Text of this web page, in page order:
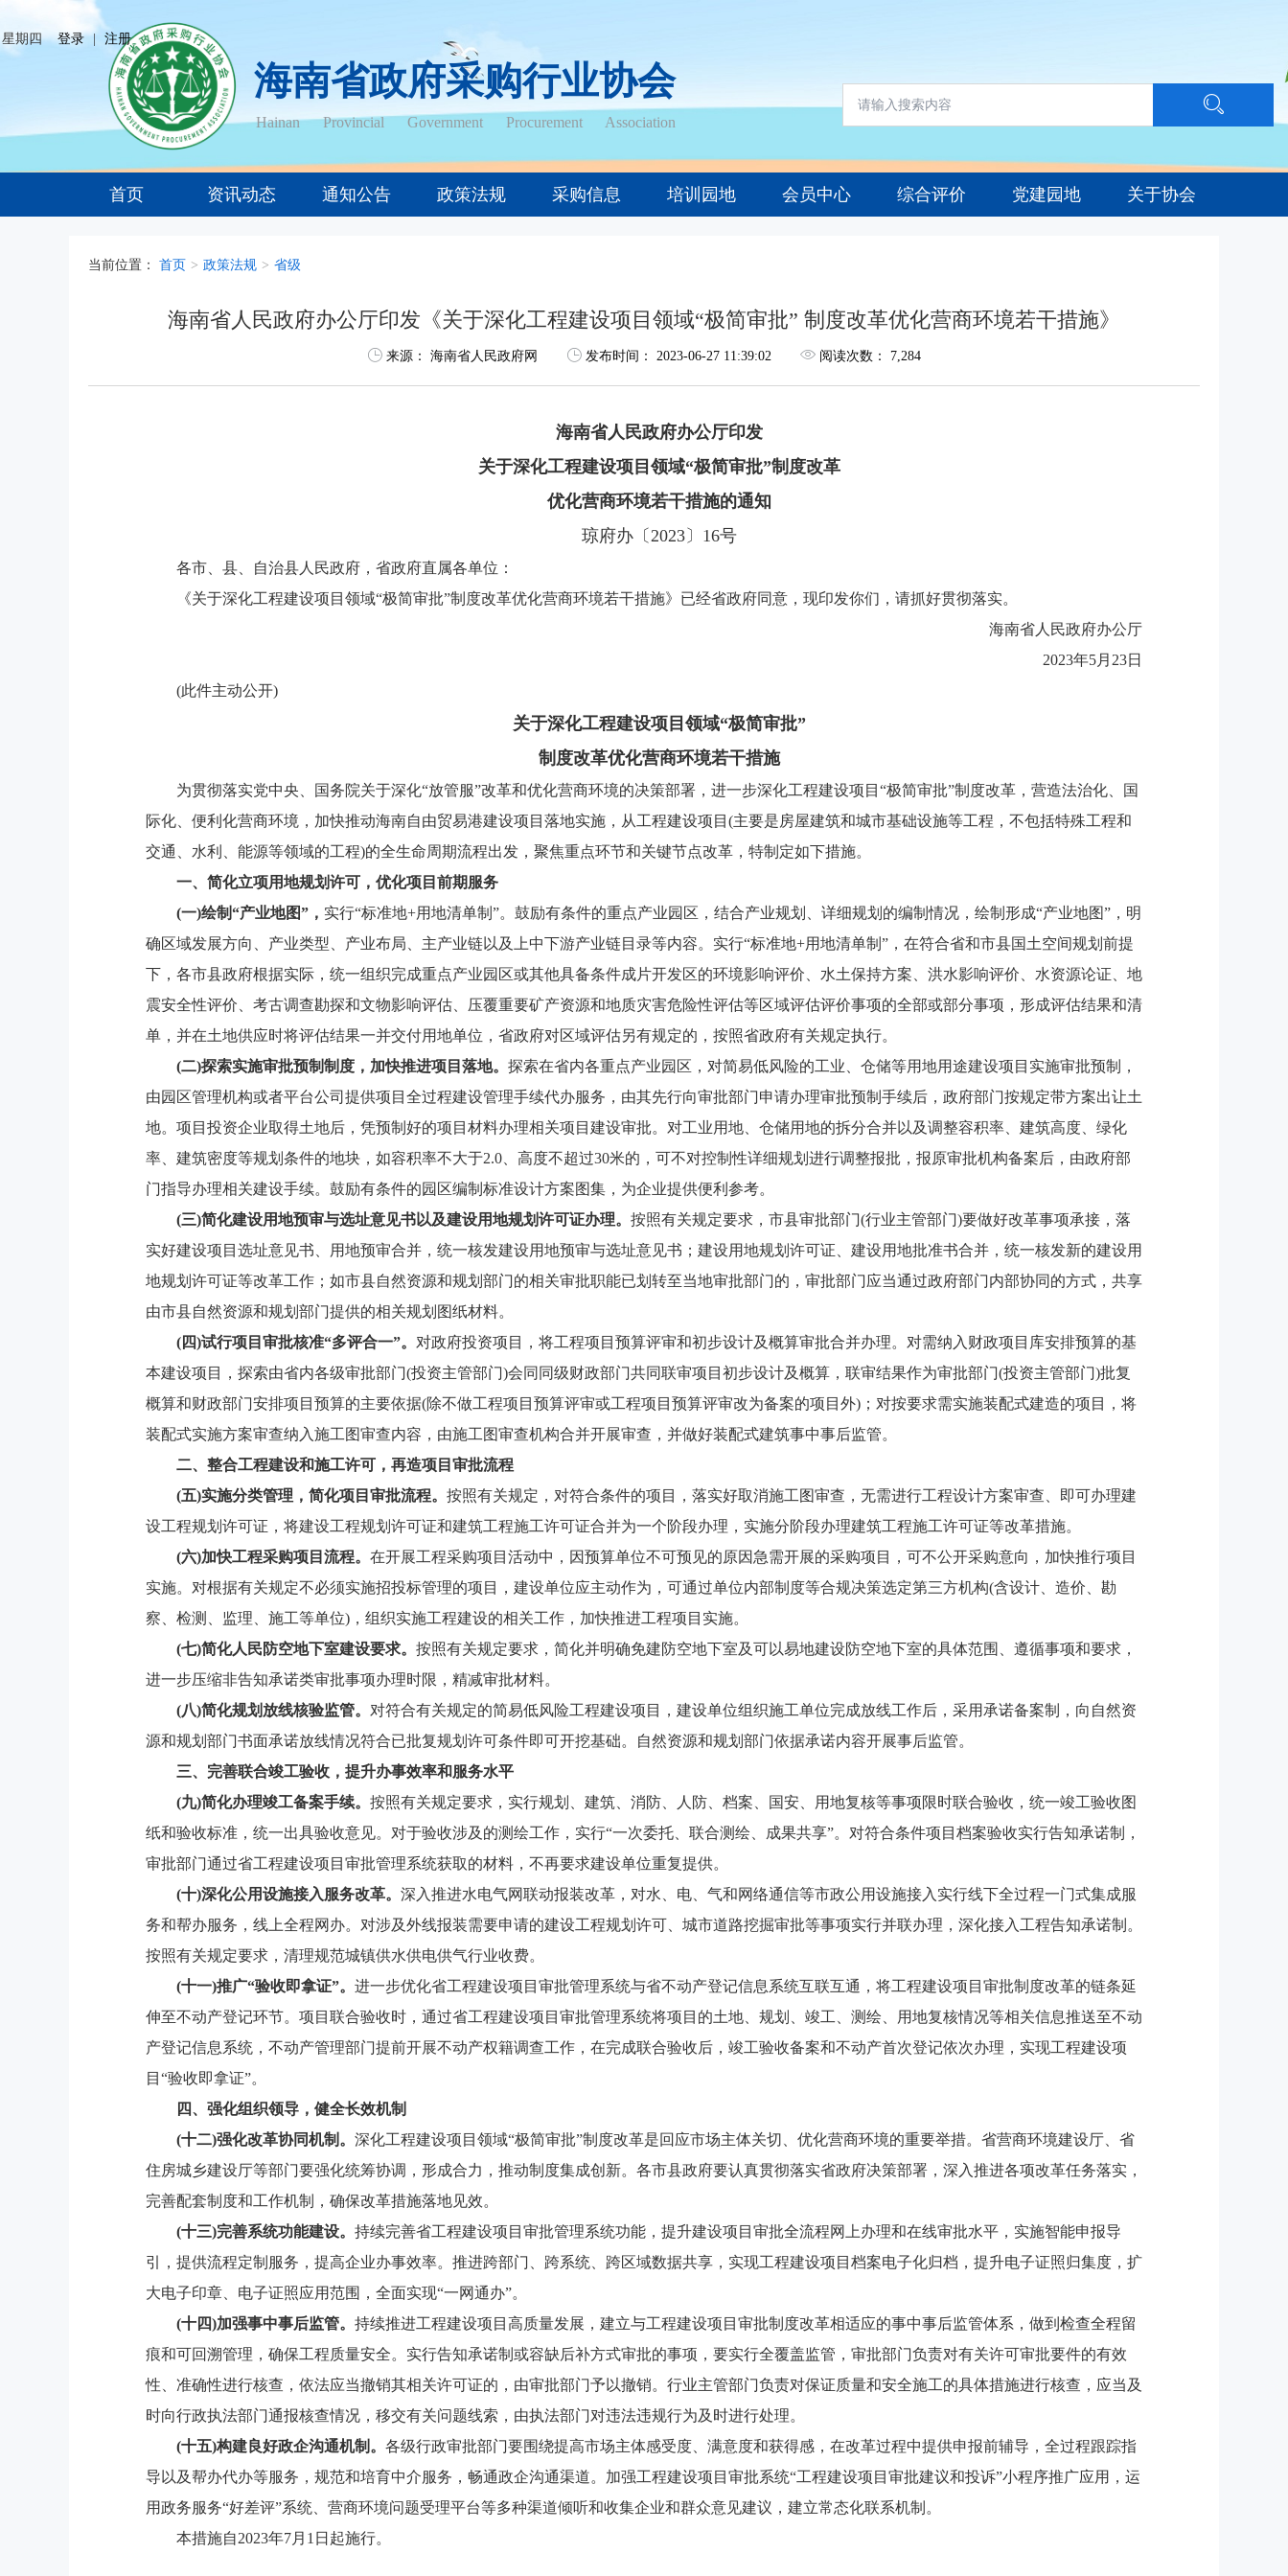
星期四 登录 | 注册
海南省政府采购行业协会
Hainan Provincial Government Procurement Association
首页 资讯动态 通知公告 政策法规 采购信息 培训园地 会员中心 综合评价 党建园地 关于协会
当前位置： 首页 > 政策法规 > 省级
海南省人民政府办公厅印发《关于深化工程建设项目领域“极简审批” 制度改革优化营商环境若干措施》
来源： 海南省人民政府网 发布时间： 2023-06-27 11:39:02 阅读次数： 7,284
海南省人民政府办公厅印发
关于深化工程建设项目领域“极简审批”制度改革
优化营商环境若干措施的通知
琼府办〔2023〕16号
各市、县、自治县人民政府，省政府直属各单位：
《关于深化工程建设项目领域“极简审批”制度改革优化营商环境若干措施》已经省政府同意，现印发你们，请抓好贯彻落实。
海南省人民政府办公厅
2023年5月23日
(此件主动公开)
关于深化工程建设项目领域“极简审批”
制度改革优化营商环境若干措施
为贯彻落实党中央、国务院关于深化“放管服”改革和优化营商环境的决策部署，进一步深化工程建设项目“极简审批”制度改革，营造法治化、国
际化、便利化营商环境，加快推动海南自由贸易港建设项目落地实施，从工程建设项目(主要是房屋建筑和城市基础设施等工程，不包括特殊工程和
交通、水利、能源等领域的工程)的全生命周期流程出发，聚焦重点环节和关键节点改革，特制定如下措施。
一、简化立项用地规划许可，优化项目前期服务
(一)绘制“产业地图”， 实行“标准地+用地清单制”。鼓励有条件的重点产业园区，结合产业规划、详细规划的编制情况，绘制形成“产业地图”，明
确区域发展方向、产业类型、产业布局、主产业链以及上中下游产业链目录等内容。实行“标准地+用地清单制”，在符合省和市县国土空间规划前提
下，各市县政府根据实际，统一组织完成重点产业园区或其他具备条件成片开发区的环境影响评价、水土保持方案、洪水影响评价、水资源论证、地
震安全性评价、考古调查勘探和文物影响评估、压覆重要矿产资源和地质灾害危险性评估等区域评估评价事项的全部或部分事项，形成评估结果和清
单，并在土地供应时将评估结果一并交付用地单位，省政府对区域评估另有规定的，按照省政府有关规定执行。
(二)探索实施审批预制制度，加快推进项目落地。 探索在省内各重点产业园区，对简易低风险的工业、仓储等用地用途建设项目实施审批预制，
由园区管理机构或者平台公司提供项目全过程建设管理手续代办服务，由其先行向审批部门申请办理审批预制手续后，政府部门按规定带方案出让土
地。项目投资企业取得土地后，凭预制好的项目材料办理相关项目建设审批。对工业用地、仓储用地的拆分合并以及调整容积率、建筑高度、绿化
率、建筑密度等规划条件的地块，如容积率不大于2.0、高度不超过30米的，可不对控制性详细规划进行调整报批，报原审批机构备案后，由政府部
门指导办理相关建设手续。鼓励有条件的园区编制标准设计方案图集，为企业提供便利参考。
(三)简化建设用地预审与选址意见书以及建设用地规划许可证办理。 按照有关规定要求，市县审批部门(行业主管部门)要做好改革事项承接，落
实好建设项目选址意见书、用地预审合并，统一核发建设用地预审与选址意见书；建设用地规划许可证、建设用地批准书合并，统一核发新的建设用
地规划许可证等改革工作；如市县自然资源和规划部门的相关审批职能已划转至当地审批部门的，审批部门应当通过政府部门内部协同的方式，共享
由市县自然资源和规划部门提供的相关规划图纸材料。
(四)试行项目审批核准“多评合一”。 对政府投资项目，将工程项目预算评审和初步设计及概算审批合并办理。对需纳入财政项目库安排预算的基
本建设项目，探索由省内各级审批部门(投资主管部门)会同同级财政部门共同联审项目初步设计及概算，联审结果作为审批部门(投资主管部门)批复
概算和财政部门安排项目预算的主要依据(除不做工程项目预算评审或工程项目预算评审改为备案的项目外)；对按要求需实施装配式建造的项目，将
装配式实施方案审查纳入施工图审查内容，由施工图审查机构合并开展审查，并做好装配式建筑事中事后监管。
二、整合工程建设和施工许可，再造项目审批流程
(五)实施分类管理，简化项目审批流程。 按照有关规定，对符合条件的项目，落实好取消施工图审查，无需进行工程设计方案审查、即可办理建
设工程规划许可证，将建设工程规划许可证和建筑工程施工许可证合并为一个阶段办理，实施分阶段办理建筑工程施工许可证等改革措施。
(六)加快工程采购项目流程。 在开展工程采购项目活动中，因预算单位不可预见的原因急需开展的采购项目，可不公开采购意向，加快推行项目
实施。对根据有关规定不必须实施招投标管理的项目，建设单位应主动作为，可通过单位内部制度等合规决策选定第三方机构(含设计、造价、勘
察、检测、监理、施工等单位)，组织实施工程建设的相关工作，加快推进工程项目实施。
(七)简化人民防空地下室建设要求。 按照有关规定要求，简化并明确免建防空地下室及可以易地建设防空地下室的具体范围、遵循事项和要求，
进一步压缩非告知承诺类审批事项办理时限，精减审批材料。
(八)简化规划放线核验监管。 对符合有关规定的简易低风险工程建设项目，建设单位组织施工单位完成放线工作后，采用承诺备案制，向自然资
源和规划部门书面承诺放线情况符合已批复规划许可条件即可开挖基础。自然资源和规划部门依据承诺内容开展事后监管。
三、完善联合竣工验收，提升办事效率和服务水平
(九)简化办理竣工备案手续。 按照有关规定要求，实行规划、建筑、消防、人防、档案、国安、用地复核等事项限时联合验收，统一竣工验收图
纸和验收标准，统一出具验收意见。对于验收涉及的测绘工作，实行“一次委托、联合测绘、成果共享”。对符合条件项目档案验收实行告知承诺制，
审批部门通过省工程建设项目审批管理系统获取的材料，不再要求建设单位重复提供。
(十)深化公用设施接入服务改革。 深入推进水电气网联动报装改革，对水、电、气和网络通信等市政公用设施接入实行线下全过程一门式集成服
务和帮办服务，线上全程网办。对涉及外线报装需要申请的建设工程规划许可、城市道路挖掘审批等事项实行并联办理，深化接入工程告知承诺制。
按照有关规定要求，清理规范城镇供水供电供气行业收费。
(十一)推广“验收即拿证”。 进一步优化省工程建设项目审批管理系统与省不动产登记信息系统互联互通，将工程建设项目审批制度改革的链条延
伸至不动产登记环节。项目联合验收时，通过省工程建设项目审批管理系统将项目的土地、规划、竣工、测绘、用地复核情况等相关信息推送至不动
产登记信息系统，不动产管理部门提前开展不动产权籍调查工作，在完成联合验收后，竣工验收备案和不动产首次登记依次办理，实现工程建设项
目“验收即拿证”。
四、强化组织领导，健全长效机制
(十二)强化改革协同机制。 深化工程建设项目领域“极简审批”制度改革是回应市场主体关切、优化营商环境的重要举措。省营商环境建设厅、省
住房城乡建设厅等部门要强化统筹协调，形成合力，推动制度集成创新。各市县政府要认真贯彻落实省政府决策部署，深入推进各项改革任务落实，
完善配套制度和工作机制，确保改革措施落地见效。
(十三)完善系统功能建设。 持续完善省工程建设项目审批管理系统功能，提升建设项目审批全流程网上办理和在线审批水平，实施智能申报导
引，提供流程定制服务，提高企业办事效率。推进跨部门、跨系统、跨区域数据共享，实现工程建设项目档案电子化归档，提升电子证照归集度，扩
大电子印章、电子证照应用范围，全面实现“一网通办”。
(十四)加强事中事后监管。 持续推进工程建设项目高质量发展，建立与工程建设项目审批制度改革相适应的事中事后监管体系，做到检查全程留
痕和可回溯管理，确保工程质量安全。实行告知承诺制或容缺后补方式审批的事项，要实行全覆盖监管，审批部门负责对有关许可审批要件的有效
性、准确性进行核查，依法应当撤销其相关许可证的，由审批部门予以撤销。行业主管部门负责对保证质量和安全施工的具体措施进行核查，应当及
时向行政执法部门通报核查情况，移交有关问题线索，由执法部门对违法违规行为及时进行处理。
(十五)构建良好政企沟通机制。 各级行政审批部门要围绕提高市场主体感受度、满意度和获得感，在改革过程中提供申报前辅导，全过程跟踪指
导以及帮办代办等服务，规范和培育中介服务，畅通政企沟通渠道。加强工程建设项目审批系统“工程建设项目审批建议和投诉”小程序推广应用，运
用政务服务“好差评”系统、营商环境问题受理平台等多种渠道倾听和收集企业和群众意见建议，建立常态化联系机制。
本措施自2023年7月1日起施行。